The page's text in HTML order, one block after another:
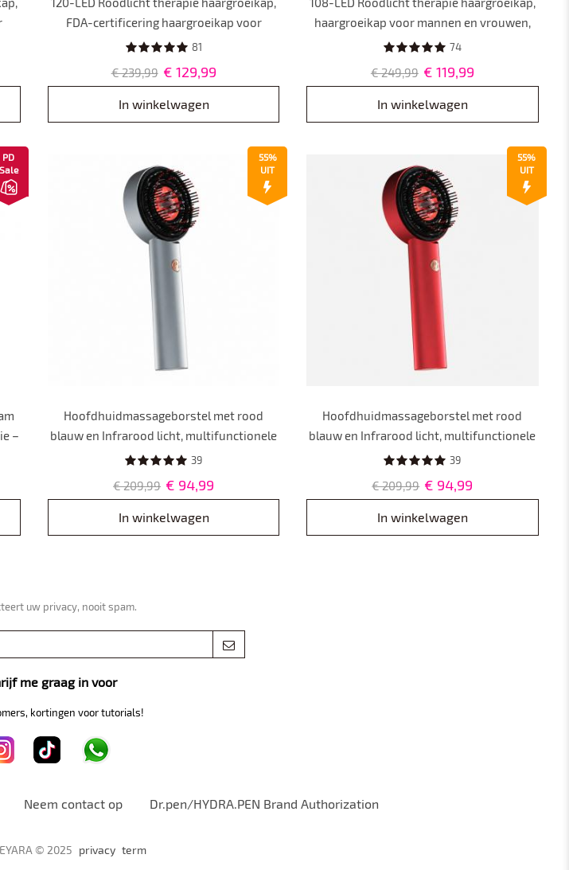
FDA-certificering haargroeikap voor
mannen en vrouwen,
Haaruitvalbehandeling.Plug-in-stijl.
81
€ 239,99 € 129,99
In winkelwagen
haargroeikap voor mannen en vrouwen,
Laserlichttherapiekap voor
74
€ 249,99 € 119,99
In winkelwagen
PD
Sale
–
55%
UIT
Hoofdhuidmassageborstel met rood
blauw en Infrarood licht, multifunctionele
hoofdhuidmassageborstel met olie-
39
€ 209,99 € 94,99
In winkelwagen
55%
UIT
Hoofdhuidmassageborstel met rood
blauw en Infrarood licht, multifunctionele
hoofdhuidmassageborstel met olie-
39
€ 209,99 € 94,99
In winkelwagen
uw privacy, nooit spam.
me graag in voor
kortingen voor tutorials!
Neem contact op Dr.pen/HYDRA.PEN Brand Authorization
© 2025 privacy term